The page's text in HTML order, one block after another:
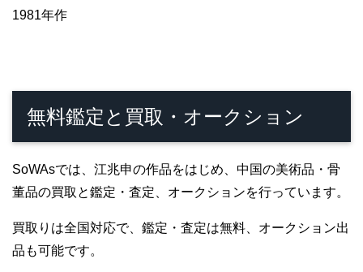
1981年作
無料鑑定と買取・オークション
SoWAsでは、江兆申の作品をはじめ、中国の美術品・骨
董品の買取と鑑定・査定、オークションを行っています。
買取りは全国対応で、鑑定・査定は無料、オークション出
品も可能です。